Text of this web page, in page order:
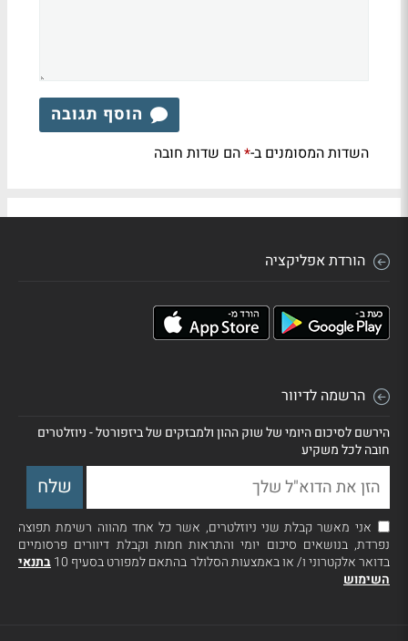
הוסף תגובה
השדות המסומנים ב-*הם שדות חובה
הורדת אפליקציה
הרשמה לדיוור
הירשם לסיכום היומי של שוק ההון ולמבזקים של ביזפורטל - ניוזלטרים
חובה לכל משקיע
אני מאשר קבלת שני ניוזלטרים, אשר כל אחד מהווה רשימת תפוצה
נפרדת, בנושאים סיכום יומי והתראות חמות וקבלת דיוורים פרסומיים
בדואר אלקטרוני ו/ או באמצעות הסלולר בהתאם למפורט בסעיף 10
בתנאי
השימוש